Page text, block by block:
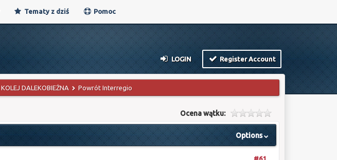
Tematy z dziś Pomoc
LOGIN Register Account
KOLEJ DALEKOBIEŻNA Powrót Interregio
Ocena wątku:
Options
#61